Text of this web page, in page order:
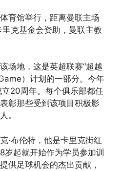
育馆举行，距离曼联主场
克基金会资助，曼联主教
场地，这是英超联赛“超越
）计划的一部分。今年
立20周年。每个俱乐部都任
彰那些受到该项目积极影
。
·布伦特，他是卡里克街红
岁起就开始作为学员参加训
供足球机会的杰出贡献，